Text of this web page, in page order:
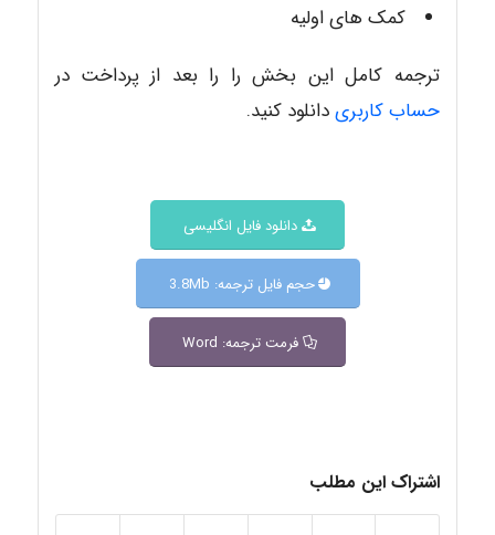
کمک های اولیه
ترجمه کامل این بخش را را بعد از پرداخت در
حساب کاربریدانلود کنید.
دانلود فایل انگلیسی
حجم فایل ترجمه: 3.8Mb
فرمت ترجمه: Word
اشتراک این مطلب